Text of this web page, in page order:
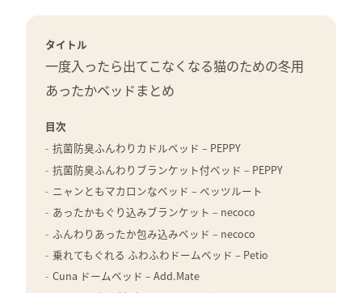
タイトル
一度入ったら出てこなくなる猫のための冬用
あったかベッドまとめ
目次
抗菌防臭ふんわりカドルベッド – PEPPY
抗菌防臭ふんわりブランケット付ベッド – PEPPY
ニャンともマカロンなベッド – ペッツルート
あったかもぐり込みブランケット – necoco
ふんわりあったか包み込みベッド – necoco
乗れてもぐれる ふわふわドームベッド – Petio
Cuna ドームベッド – Add.Mate